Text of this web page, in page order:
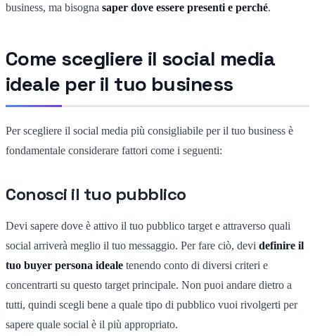
business, ma bisogna saper dove essere presenti e perché.
Come scegliere il social media
ideale per il tuo business
Per scegliere il social media più consigliabile per il tuo business è
fondamentale considerare fattori come i seguenti:
Conosci il tuo pubblico
Devi sapere dove è attivo il tuo pubblico target e attraverso quali
social arriverà meglio il tuo messaggio. Per fare ciò, devi definire il
tuo buyer persona ideale tenendo conto di diversi criteri e
concentrarti su questo target principale. Non puoi andare dietro a
tutti, quindi scegli bene a quale tipo di pubblico vuoi rivolgerti per
sapere quale social è il più appropriato.